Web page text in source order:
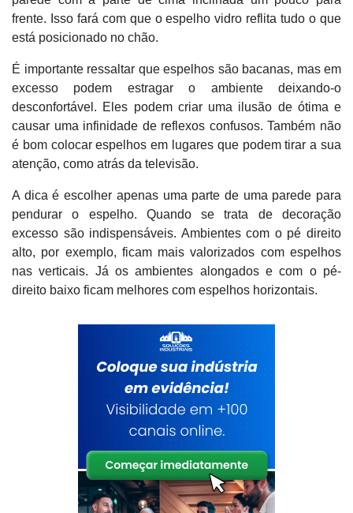
frente. Isso fará com que o espelho vidro reflita tudo o que
está posicionado no chão.
É importante ressaltar que espelhos são bacanas, mas em
excesso podem estragar o ambiente deixando-o
desconfortável. Eles podem criar uma ilusão de ótima e
causar uma infinidade de reflexos confusos. Também não
é bom colocar espelhos em lugares que podem tirar a sua
atenção, como atrás da televisão.
A dica é escolher apenas uma parte de uma parede para
pendurar o espelho. Quando se trata de decoração
excesso são indispensáveis. Ambientes com o pé direito
alto, por exemplo, ficam mais valorizados com espelhos
nas verticais. Já os ambientes alongados e com o pé-
direito baixo ficam melhores com espelhos horizontais.